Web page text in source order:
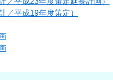
／平成19年度策定）